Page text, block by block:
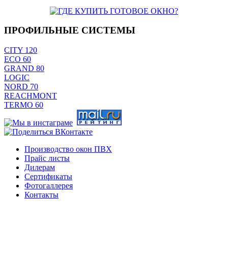
ПРОФИЛЬНЫЕ СИСТЕМЫ
CITY 120
ECO 60
GRAND 80
LOGIC
NORD 70
REACHMONT
TERMO 60
Производство окон ПВХ
Прайс листы
Дилерам
Сертификаты
Фотогаллерея
Контакты